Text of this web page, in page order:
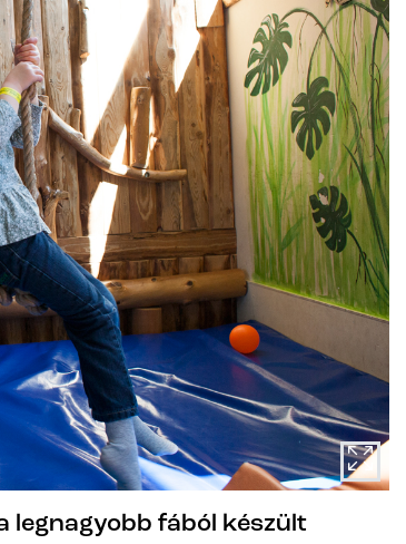
legnagyobb fából készült